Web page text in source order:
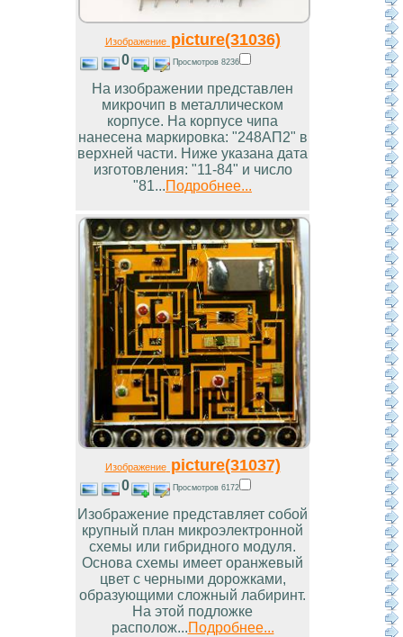
Изображениеpicture(31036)
0 Просмотров 8236
На изображении представлен
микрочип в металлическом
корпусе. На корпусе чипа
нанесена маркировка: "248АП2" в
верхней части. Ниже указана дата
изготовления: "11-84" и число
"81...Подробнее...
Изображениеpicture(31037)
0 Просмотров 6172
Изображение представляет собой
крупный план микроэлектронной
схемы или гибридного модуля.
Основа схемы имеет оранжевый
цвет с черными дорожками,
образующими сложный лабиринт.
На этой подложке
располож...Подробнее...